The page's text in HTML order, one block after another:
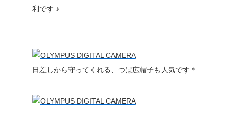
利です ♪
日差しから守ってくれる、つば広帽子も人気です＊